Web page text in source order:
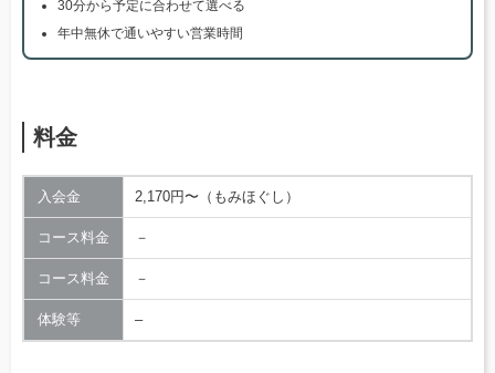
30分から予定に合わせて選べる
年中無休で通いやすい営業時間
料金
入会金 2,170円〜（もみほぐし）
コース料金 －
コース料金 －
体験等 –